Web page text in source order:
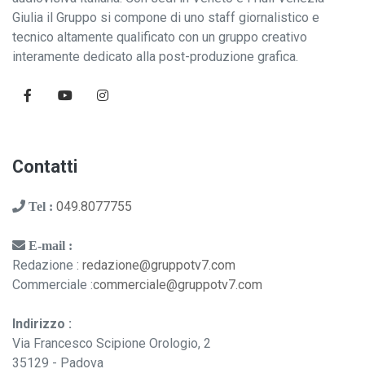
Giulia il Gruppo si compone di uno staff giornalistico e
tecnico altamente qualificato con un gruppo creativo
interamente dedicato alla post-produzione grafica.
Contatti
Tel : 049.8077755
E-mail :
Redazione : redazione@gruppotv7.com
Commerciale :commerciale@gruppotv7.com
Indirizzo :
Via Francesco Scipione Orologio, 2
35129 - Padova